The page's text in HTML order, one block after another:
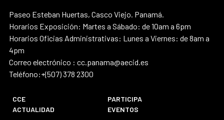
Paseo Esteban Huertas, Casco Viejo. Panamá.
Horarios Exposición: Martes a Sábado: de 10am a 6pm
Horarios Oficias Administrativas: Lunes a Viernes: de 8am a
4pm
Correo electrónico : cc.panama@aecid.es
Teléfono:+(507) 378 2300
CCE
PARTICIPA
ACTUALIDAD
EVENTOS